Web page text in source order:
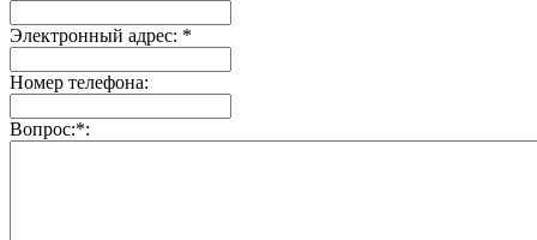
Электронный адрес: *
Номер телефона:
Вопрос:*: